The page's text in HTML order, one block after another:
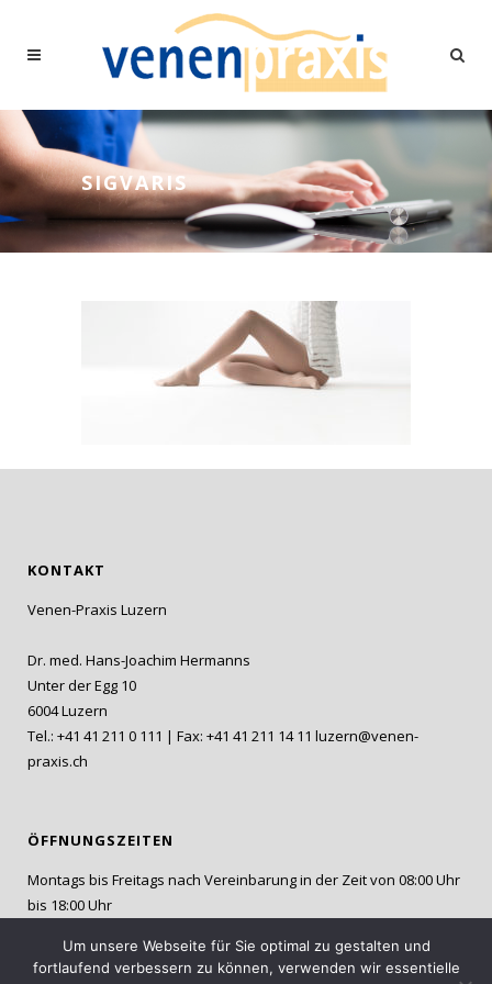
SIGVARIS
KONTAKT
Venen-Praxis Luzern
Dr. med. Hans-Joachim Hermanns
Unter der Egg 10
6004 Luzern
Tel.: +41 41 211 0 111 | Fax: +41 41 211 14 11 luzern@venen-
praxis.ch
ÖFFNUNGSZEITEN
Montags bis Freitags nach Vereinbarung in der Zeit von 08:00 Uhr
bis 18:00 Uhr
Um unsere Webseite für Sie optimal zu gestalten und
fortlaufend verbessern zu können, verwenden wir essentielle